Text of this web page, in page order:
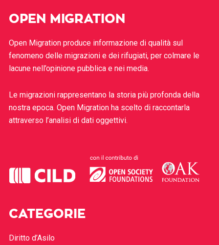
OPEN MIGRATION
Open Migration produce informazione di qualità sul
fenomeno delle migrazioni e dei rifugiati, per colmare le
lacune nell’opinione pubblica e nei media.
Le migrazioni rappresentano la storia più profonda della
nostra epoca. Open Migration ha scelto di raccontarla
attraverso l’analisi di dati oggettivi.
CATEGORIE
Diritto d’Asilo